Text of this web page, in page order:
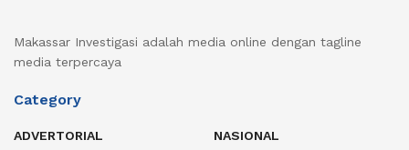
Makassar Investigasi adalah media online dengan tagline
media terpercaya
Category
ADVERTORIAL
NASIONAL